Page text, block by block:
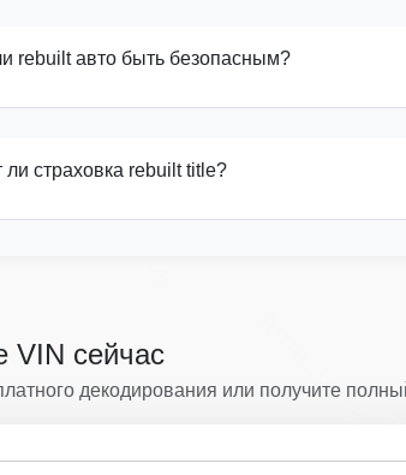
Manheim
Autocheck
rebuilt авто быть безопасным?
ли страховка rebuilt title?
VIN сейчас
декодирования или получите